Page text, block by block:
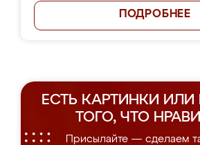
ПОДРОБНЕЕ
ЕСТЬ КАРТИНКИ ИЛИ
ТОГО, ЧТО
Присылайте — сделаем